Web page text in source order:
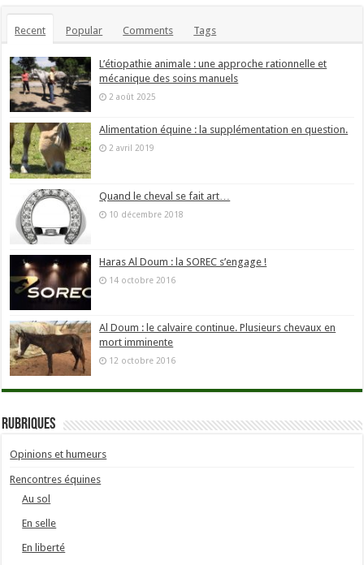
Recent Popular Comments Tags
L’étiopathie animale : une approche rationnelle et
mécanique des soins manuels
2 août 2025
Alimentation équine : la supplémentation en question.
2 avril 2019
Quand le cheval se fait art…
10 décembre 2018
Haras Al Doum : la SOREC s’engage !
14 octobre 2016
Al Doum : le calvaire continue. Plusieurs chevaux en
mort imminente
12 octobre 2016
Rubriques
Opinions et humeurs
Rencontres équines
Au sol
En selle
En liberté